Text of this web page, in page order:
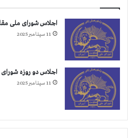
اجلاس شورای ملی
11 سپتامبر 2025
اجلاس دو روزه
11 سپتامبر 2025